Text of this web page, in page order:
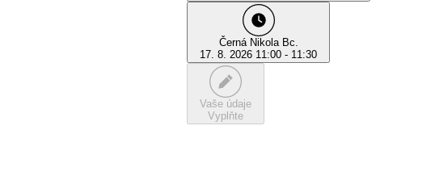
Černá Nikola Bc.
17. 8. 2026 11:00 - 11:30
Vaše údaje
Vyplňte